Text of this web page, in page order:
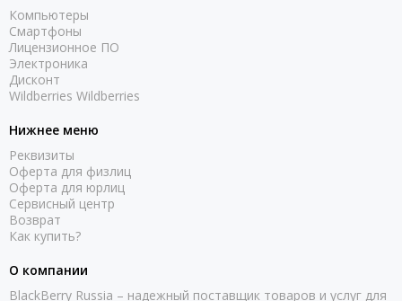
Компьютеры
Смартфоны
Лицензионное ПО
Электроника
Дисконт
Wildberries Wildberries
Нижнее меню
Реквизиты
Оферта для физлиц
Оферта для юрлиц
Сервисный центр
Возврат
Как купить?
О компании
BlackBerry Russia – надежный поставщик товаров и услуг для